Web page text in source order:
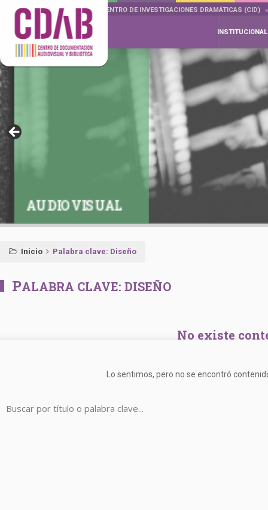
DOCUMENTA DRAMÁTICAS CENTRO DE INVESTIGACIONES DRAMÁTICAS (CID)
INSTITUCIONAL
AUDIOVISUAL
Inicio Palabra clave: Diseño
PALABRA CLAVE: DISEÑO
No existe
Lo sentimos, pero no se encontró